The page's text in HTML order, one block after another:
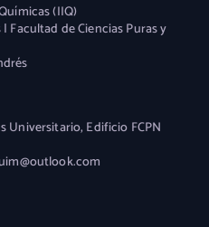
(IIQ)
Facultad de Ciencias Puras y
Universitario, Edificio FCPN